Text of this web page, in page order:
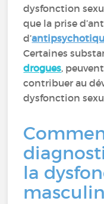
dysfonction
que la prise
d’
Certaines
drogues,
contribuer au
dysfonction
la